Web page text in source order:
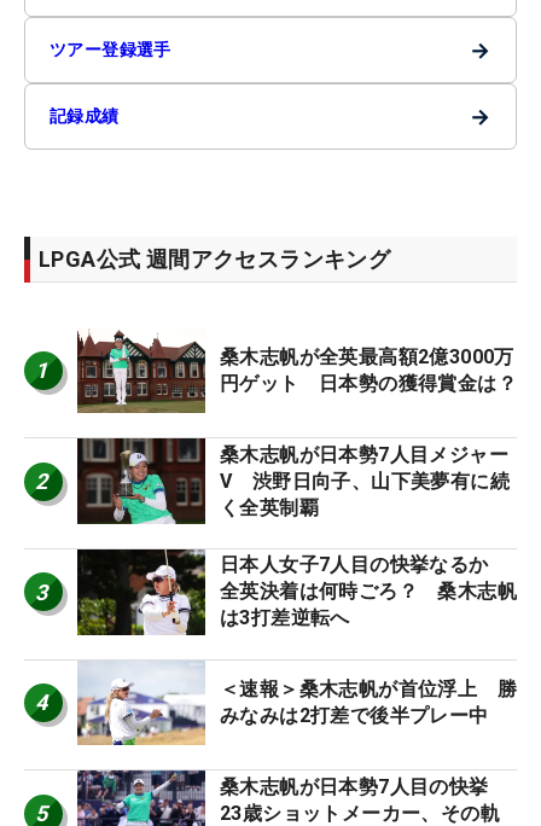
ツアー登録選手 →
記録成績 →
LPGA公式 週間アクセスランキング
1
桑木志帆が全英最高額2億3000万
円ゲット 日本勢の獲得賞金は？
2
桑木志帆が日本勢7人目メジャー
V 渋野日向子、山下美夢有に続
く全英制覇
3
日本人女子7人目の快挙なるか
全英決着は何時ごろ？ 桑木志帆
は3打差逆転へ
4
＜速報＞桑木志帆が首位浮上 勝
みなみは2打差で後半プレー中
5
桑木志帆が日本勢7人目の快挙
23歳ショットメーカー、その軌